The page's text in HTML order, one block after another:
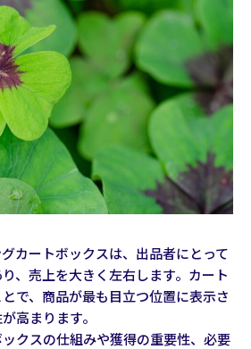
カートボックスは、出品者にとって
、売上を大きく左右します。カート
で、商品が最も目立つ位置に表示さ
高まります。
クスの仕組みや獲得の重要性、必要